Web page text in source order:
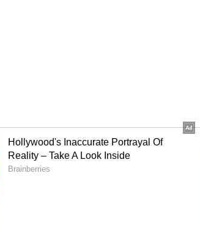
ತೊಳೆಯಿರಿ.
ಬಳಸುವುದು ಚರ್ಮಕ್ಕೆ ಕಿರಿಕಿರಿಯುಂಟಾಗಿ ಹೆಚ್ಚೆಚ್ಚು
ಅಪ್ಲೈ ಮಾಡುವುದಿದ್ದರೂ ಬೆರಳ ತುದಿಯಿಂದ ಅಪ್ಲೈ